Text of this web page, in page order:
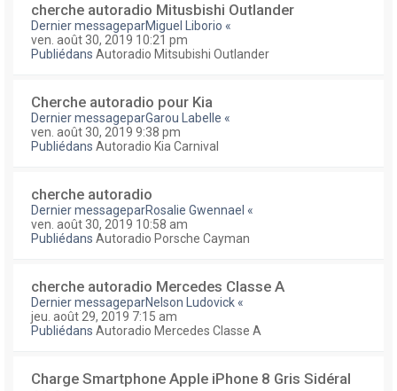
cherche autoradio Mitusbishi Outlander
Dernier messageparMiguel Liborio «
ven. août 30, 2019 10:21 pm
Publiédans Autoradio Mitsubishi Outlander
Cherche autoradio pour Kia
Dernier messageparGarou Labelle «
ven. août 30, 2019 9:38 pm
Publiédans Autoradio Kia Carnival
cherche autoradio
Dernier messageparRosalie Gwennael «
ven. août 30, 2019 10:58 am
Publiédans Autoradio Porsche Cayman
cherche autoradio Mercedes Classe A
Dernier messageparNelson Ludovick «
jeu. août 29, 2019 7:15 am
Publiédans Autoradio Mercedes Classe A
Charge Smartphone Apple iPhone 8 Gris Sidéral